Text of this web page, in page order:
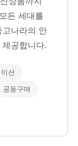
든 세대를
나라의 안
공합니다.
션
공동구매